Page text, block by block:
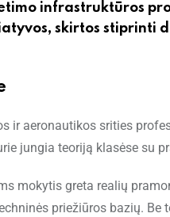
infrastruktūros
skirtos stiprinti
ir aeronautikos srities
jungia teoriją klasėse su
mokytis greta realių
priežiūros bazių.